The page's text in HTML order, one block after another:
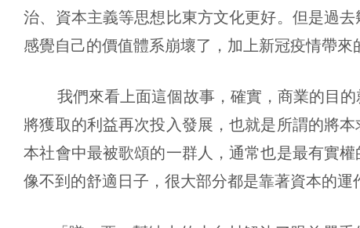
治、資本主義等思想比東方文化更好。但是過
感覺自己的價值體系崩壞了，加上新冠疫情帶來
我們來看上面這個故事，確實，商業的目的
將獲取的利益再次投入發展，也就是所謂的將
本社會中最被歌頌的一群人，通常也是最有實
像不到的舒適日子，很大部分都是靠著資本的運